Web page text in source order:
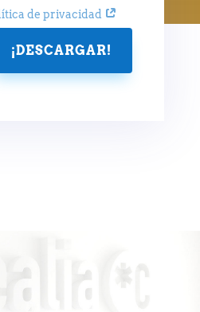
de privacidad
¡DESCARGAR!